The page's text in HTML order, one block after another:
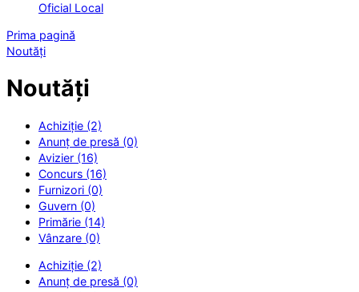
Oficial Local
Prima pagină
Noutăți
Noutăți
Achiziție (2)
Anunț de presă (0)
Avizier (16)
Concurs (16)
Furnizori (0)
Guvern (0)
Primărie (14)
Vânzare (0)
Achiziție (2)
Anunț de presă (0)